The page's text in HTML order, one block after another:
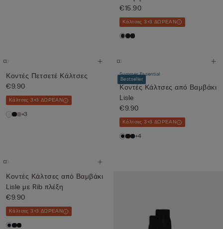
€15.90
Κάλτσες 3+3 ΔΩΡΕΑΝ
Κοντές Πετσετέ Κάλτσες
€9.90
Κάλτσες 3+3 ΔΩΡΕΑΝ
+3
Bestseller
Summer Essential
Κοντές Κάλτσες από Βαμβάκι
Lisle
€9.90
Κάλτσες 3+3 ΔΩΡΕΑΝ
+4
Κοντές Κάλτσες από Βαμβάκι
Lisle με Rib πλέξη
€9.90
Κάλτσες 3+3 ΔΩΡΕΑΝ